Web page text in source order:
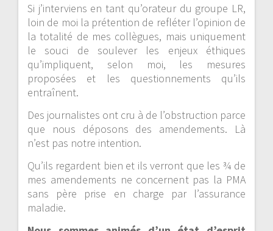
Si j’interviens en tant qu’orateur du groupe LR,
loin de moi la prétention de refléter l’opinion de
la totalité de mes collègues, mais uniquement
le souci de soulever les enjeux éthiques
qu’impliquent, selon moi, les mesures
proposées et les questionnements qu’ils
entraînent.
Des journalistes ont cru à de l’obstruction parce
que nous déposons des amendements. Là
n’est pas notre intention.
Qu’ils regardent bien et ils verront que les ¾ de
mes amendements ne concernent pas la PMA
sans père prise en charge par l’assurance
maladie.